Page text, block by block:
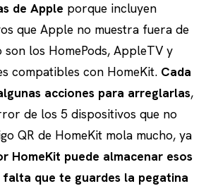
de Apple porque incluyen
que Apple no muestra fuera de
son los HomePods, AppleTV y
compatibles con HomeKit. Cada
acciones para arreglarlas,
de los 5 dispositivos que no
QR de HomeKit mola mucho, ya
HomeKit puede almacenar esos
falta que te guardes la pegatina